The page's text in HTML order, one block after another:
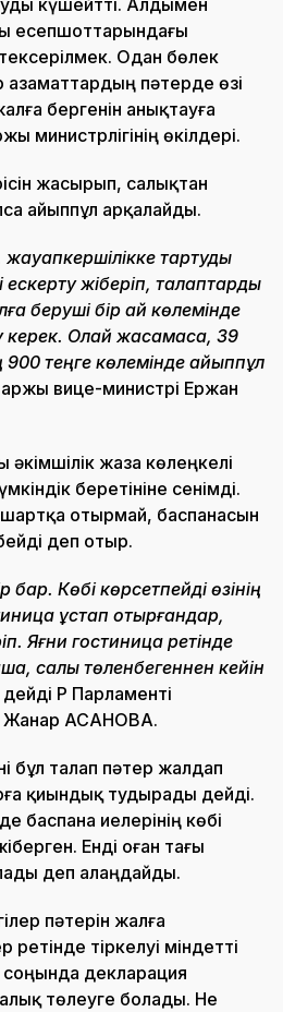
күшейтті. Алдымен
есепшоттарындағы
Одан бөлек
азаматтардың пәтерде өзі
бергенін анықтауға
министрлігінің өкілдері.
жасырып, салықтан
айыппұл арқалайды.
тартуды
ескерту жіберіп, талаптарды
беруші бір ай көлемінде
керек. Олай жасамаса, 39
теңге көлемінде айыппұл
вице-министрі Ержан
жаза көлеңкелі
беретініне сенімді.
отырмай, баспанасын
деп отыр.
бар. Көбі көрсетпейді өзінің
ұстап отырғандар,
Яғни гостиница ретінде
салық төленбегеннен кейін
ҚР Парламенті
Жанар АСАНОВА.
бұл талап пәтер жалдап
қиындық тудырады дейді.
баспана иелерінің көбі
Енді оған тағы
деп алаңдайды.
пәтерін жалға
ретінде тіркелуі міндетті
декларация
төлеуге болады. Не